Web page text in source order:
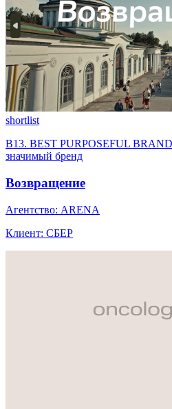
shortlist
B13. BEST PURPOSEFUL
значимый бренд
Возвращение
Агентство: ARENA
Клиент: СБЕР